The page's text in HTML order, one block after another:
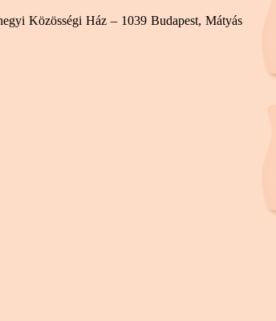
Közösségi Ház – 1039 Budapest, Mátyás